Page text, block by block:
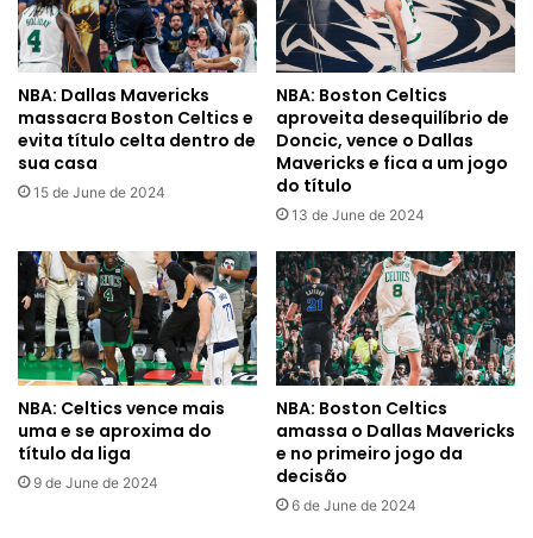
NBA: Dallas Mavericks
massacra Boston Celtics e
evita título celta dentro de
sua casa
15 de June de 2024
NBA: Boston Celtics
aproveita desequilíbrio de
Doncic, vence o Dallas
Mavericks e fica a um jogo
do título
13 de June de 2024
NBA: Celtics vence mais
uma e se aproxima do
título da liga
9 de June de 2024
NBA: Boston Celtics
amassa o Dallas Mavericks
e no primeiro jogo da
decisão
6 de June de 2024